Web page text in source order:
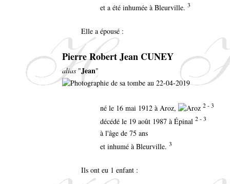
et a été inhumée à Bleurville. 3
Elle a épousé :
Pierre Robert Jean CUNEY
alias "Jean"
né le 16 mai 1912 à Aroz, 2 - 3
décédé le 19 août 1987 à Épinal 2 - 3
à l'âge de 75 ans
et inhumé à Bleurville. 3
Ils ont eu 1 enfant :